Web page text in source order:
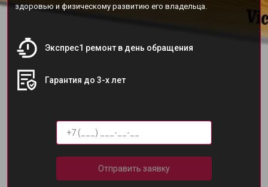
здоровью и физическому развитию его владельца.
Экспрес1 ремонт в день обращения
Гарантия до 3-х лет
Отправить заявку